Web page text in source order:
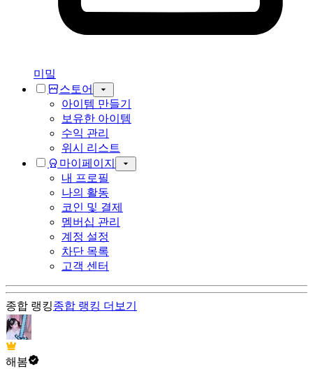
미밐
스토어
아이템 만들기
보유한 아이템
수익 관리
위시 리스트
마이페이지
내 프로필
나의 활동
코인 및 결제
멤버십 관리
계정 설정
차단 목록
고객 센터
종합 랭킹종합 랭킹 더보기
해봄